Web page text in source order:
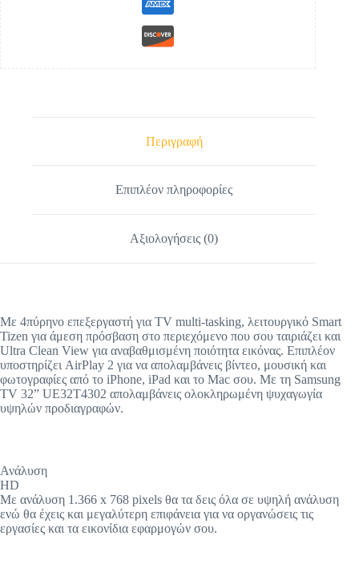
Περιγραφή
Επιπλέον πληροφορίες
Αξιολογήσεις (0)
Με 4πύρηνο επεξεργαστή για TV multi-tasking, λειτουργικό Smart
Tizen για άμεση πρόσβαση στο περιεχόμενο που σου ταιριάζει και
Ultra Clean View για αναβαθμισμένη ποιότητα εικόνας. Επιπλέον
υποστηρίζει AirPlay 2 για να απολαμβάνεις βίντεο, μουσική και
φωτογραφίες από το iPhone, iPad και το Mac σου. Με τη Samsung
TV 32” UE32T4302 απολαμβάνεις ολοκληρωμένη ψυχαγωγία
υψηλών προδιαγραφών.
Ανάλυση
HD
Με ανάλυση 1.366 x 768 pixels θα τα δεις όλα σε υψηλή ανάλυση
ενώ θα έχεις και μεγαλύτερη επιφάνεια για να οργανώσεις τις
εργασίες και τα εικονίδια εφαρμογών σου.